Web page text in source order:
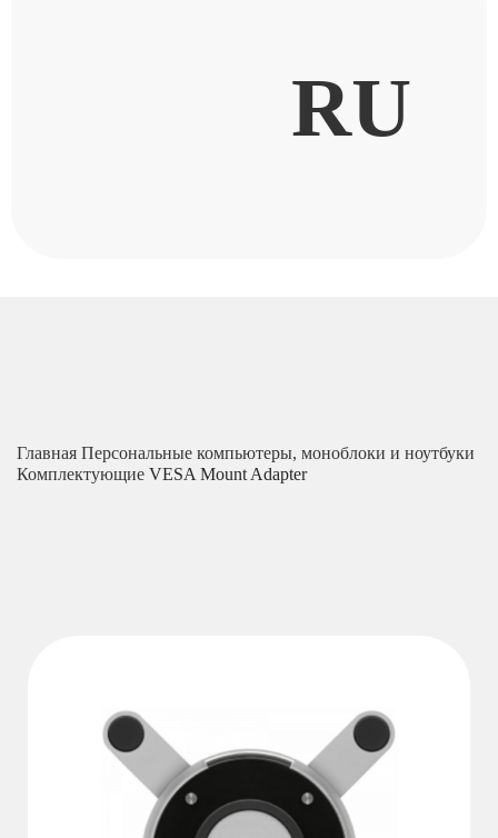
RU
Главная Персональные компьютеры, моноблоки и ноутбуки
Комплектующие VESA Mount Adapter